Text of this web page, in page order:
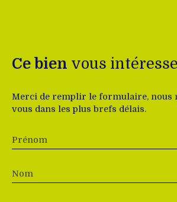
Ce bien vous
Merci de remplir le formulaire, nous
vous dans les plus brefs délais.
Prénom
Nom